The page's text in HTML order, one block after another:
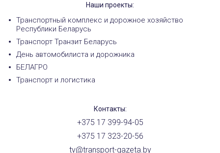
Наши проекты:
Транспортный комплекс и дорожное хозяйство
Республики Беларусь
Транспорт Транзит Беларусь
День автомобилиста и дорожника
БЕЛАГРО
Транспорт и логистика
Контакты:
+375 17 399-94-05
+375 17 323-20-56
tv@transport-gazeta.by